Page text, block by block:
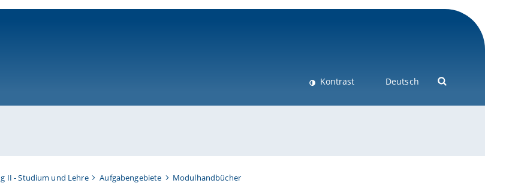
Kontrast Deutsch
II - Studium und Lehre Aufgabengebiete Modulhandbücher